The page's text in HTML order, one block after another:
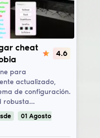
cheat
4.6
para
actualizado,
de configuración.
robusta…
01 Agosto